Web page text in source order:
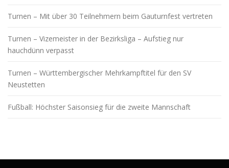
Turnen – Mit über 30 Teilnehmern beim Gauturnfest vertreten
Turnen – Vizemeister in der Bezirksliga – Aufstieg nur
hauchdünn verpasst
Turnen – Württembergischer Mehrkampftitel für den SV
Neustetten
Fußball: Höchster Saisonsieg für die zweite Mannschaft